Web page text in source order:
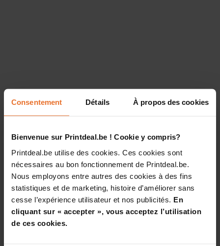
Consentement Détails À propos des cookies
Bienvenue sur Printdeal.be ! Cookie y compris?
Printdeal.be utilise des cookies. Ces cookies sont
nécessaires au bon fonctionnement de Printdeal.be.
Nous employons entre autres des cookies à des fins
statistiques et de marketing, histoire d’améliorer sans
cesse l’expérience utilisateur et nos publicités. En
cliquant sur « accepter », vous acceptez l’utilisation
de ces cookies.